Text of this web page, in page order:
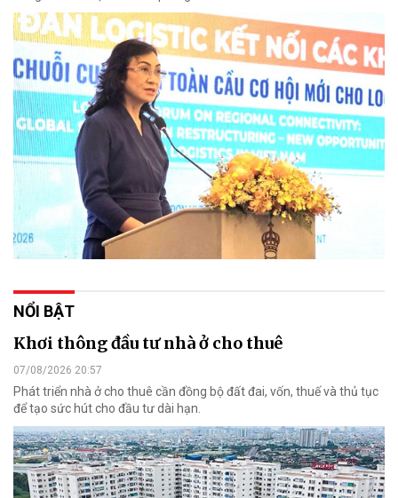
NỔI BẬT
Khơi thông đầu tư nhà ở cho thuê
07/08/2026 20:57
Phát triển nhà ở cho thuê cần đồng bộ đất đai, vốn, thuế và thủ tục
để tạo sức hút cho đầu tư dài hạn.